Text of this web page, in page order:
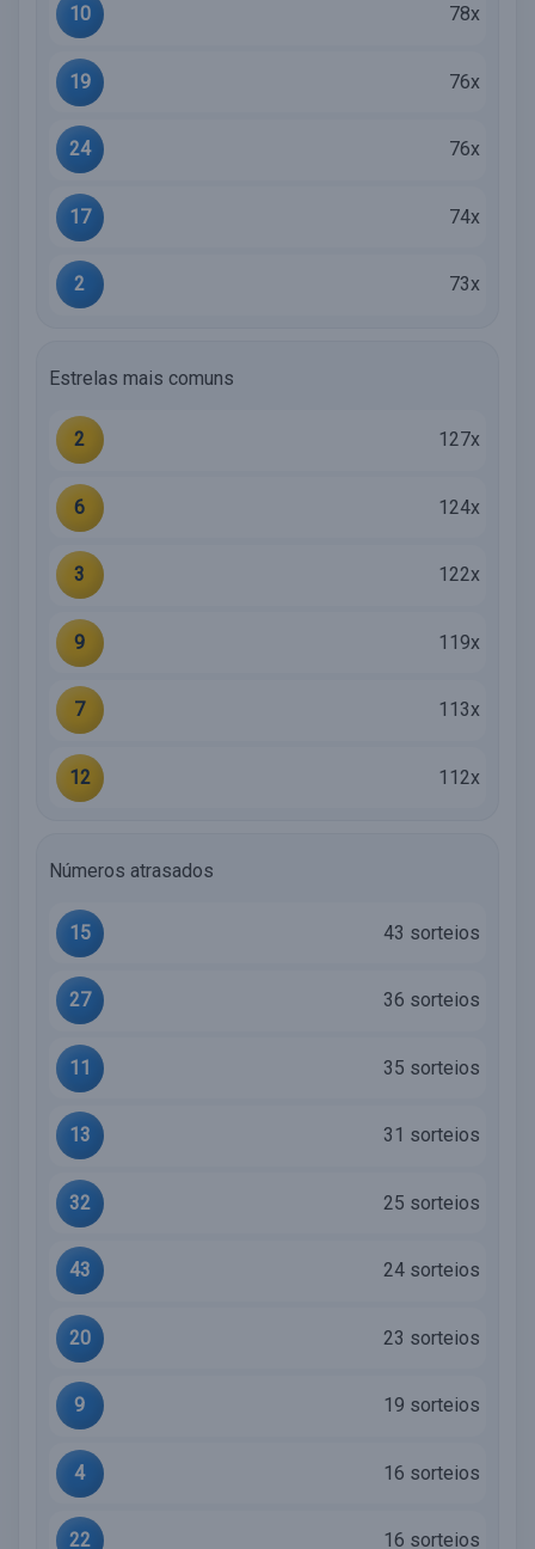
10 78x
19 76x
24 76x
17 74x
2 73x
Estrelas mais comuns
2 127x
6 124x
3 122x
9 119x
7 113x
12 112x
Números atrasados
15 43 sorteios
27 36 sorteios
11 35 sorteios
13 31 sorteios
32 25 sorteios
43 24 sorteios
20 23 sorteios
9 19 sorteios
4 16 sorteios
22 16 sorteios